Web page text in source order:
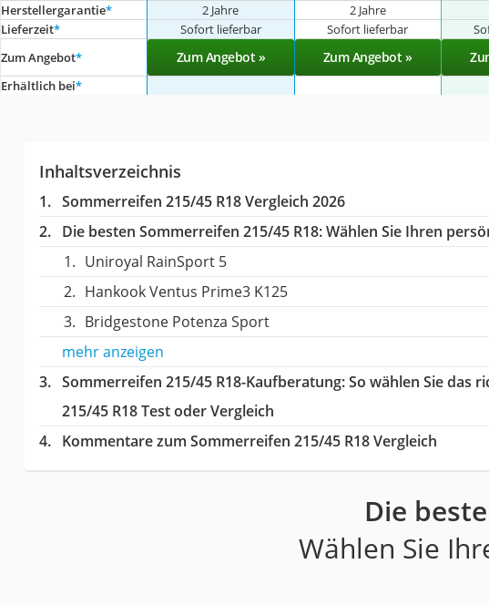
Herstellergarantie* 2 Jahre 2 Jahre
Lieferzeit* Sofort lieferbar Sofort lieferbar
Zum Angebot* Zum Angebot » Zum Angebot »
Erhältlich bei*
Inhaltsverzeichnis
Sommerreifen 215/45 R18 Vergleich 2026
Die besten Sommerreifen 215/45 R18:Wählen Sie Ihren
Uniroyal RainSport 5
Hankook Ventus Prime3 K125
Bridgestone Potenza Sport
mehr anzeigen
Sommerreifen 215/45 R18-Kaufberatung: So wählen Sie das
215/45 R18 Test oder Vergleich
Kommentare zum Sommerreifen 215/45 R18 Vergleich
Die
Wählen Sie